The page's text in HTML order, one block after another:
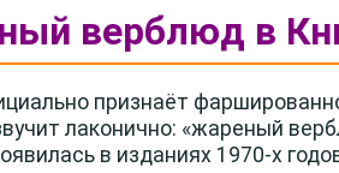
верблюд в
признаёт
лаконично: «жареный
в изданиях 1970-х